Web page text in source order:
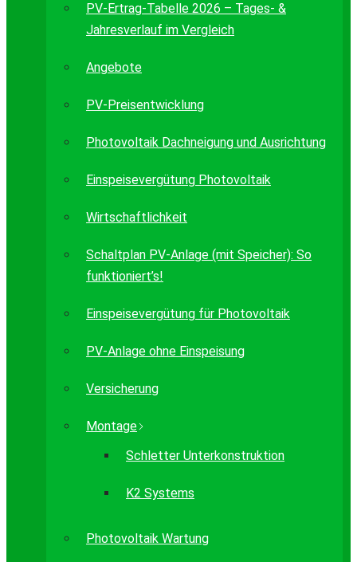
PV-Ertrag-Tabelle 2026 – Tages- &
Jahresverlauf im Vergleich
Angebote
PV-Preisentwicklung
Photovoltaik Dachneigung und Ausrichtung
Einspeisevergütung Photovoltaik
Wirtschaftlichkeit
Schaltplan PV-Anlage (mit Speicher): So
funktioniert’s!
Einspeisevergütung für Photovoltaik
PV-Anlage ohne Einspeisung
Versicherung
Montage
Schletter Unterkonstruktion
K2 Systems
Photovoltaik Wartung